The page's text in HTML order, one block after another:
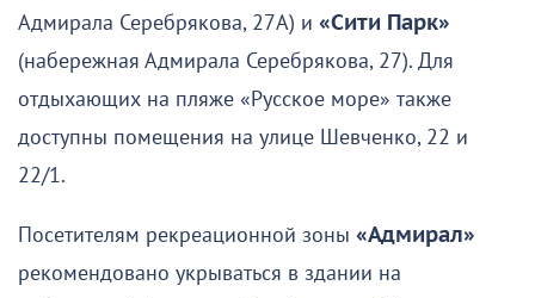
Адмирала Серебрякова, 27А) и «Сити Парк»
(набережная Адмирала Серебрякова, 27). Для
отдыхающих на пляже «Русское море» также
доступны помещения на улице Шевченко, 22 и
22/1.
Посетителям рекреационной зоны «Адмирал»
рекомендовано укрываться в здании на